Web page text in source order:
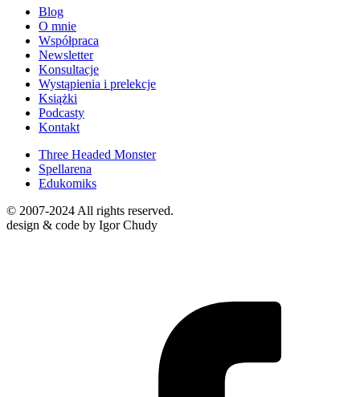
Blog
O mnie
Współpraca
Newsletter
Konsultacje
Wystąpienia i prelekcje
Książki
Podcasty
Kontakt
Three Headed Monster
Spellarena
Edukomiks
© 2007-2024 All rights reserved.
design & code by Igor Chudy